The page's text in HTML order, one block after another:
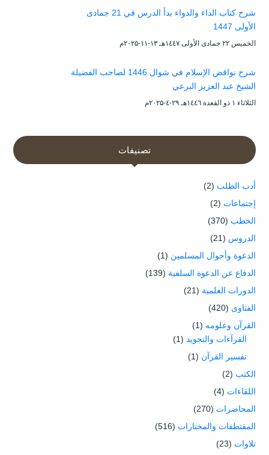
شرح كتاب الداء والدواء بدأ الدرس في 21 جمادى
الأولى 1447
الخميس ۲۲ جمادى الأولى ۱٤٤۷هـ ۱۳-۱۱-۲۰۲۵م
شرح نواقض الإسلام في شوال 1446 لصاحب الفضيلة
الشيخ عبد العزيز البرعي
الثلاثاء ۱ ذو القعدة ۱٤٤٦هـ ۲۹-٤-۲۰۲۵م
تصنيفات
أدب الطلب (2)
إجتماعات (2)
الخطب (370)
الدروس (21)
الدعوة وأحوال المسلمين (1)
الدفاع عن الدعوة السلفية (139)
الدورات العلمية (21)
الفتاوى (420)
القرآن وعلومه (1)
القرآءات والتجويد (1)
تفسير القرآن (1)
الكتب (2)
اللقاءات (4)
المحاضرات (270)
المقتطفات والمختارات (516)
تلاوات (23)